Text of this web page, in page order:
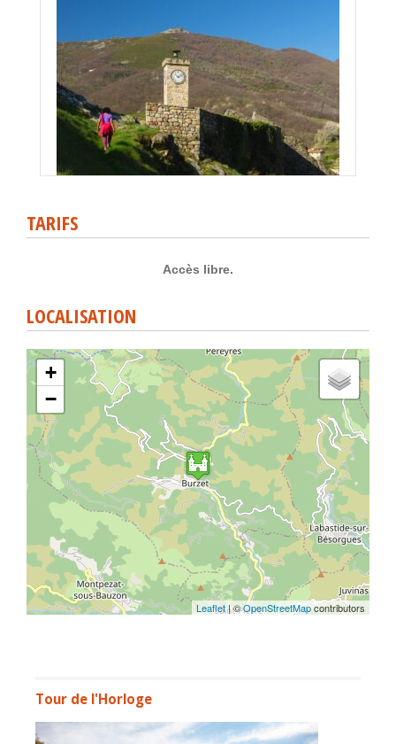
TARIFS
Accès libre.
LOCALISATION
+
−
Leaflet| ©OpenStreetMapcontributors
Tour de l'Horloge